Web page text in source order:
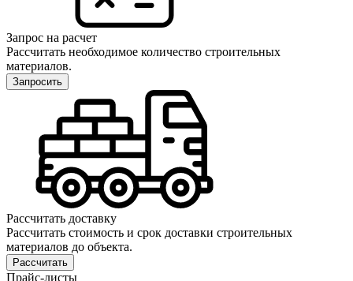
Запрос на расчет
Рассчитать необходимое количество строительных
материалов.
Запросить
Рассчитать доставку
Рассчитать стоимость и срок доставки строительных
материалов до объекта.
Рассчитать
Прайс-листы